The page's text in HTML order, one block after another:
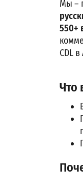
Мы –
550+
CDL
Что